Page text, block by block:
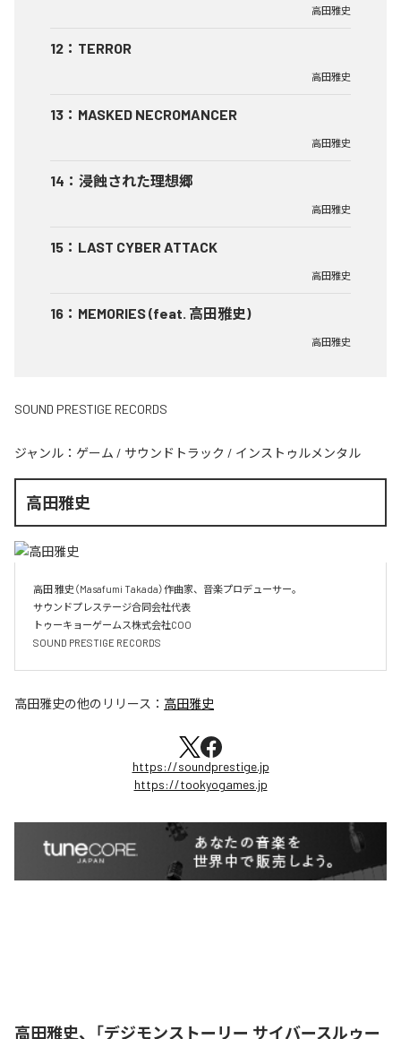
高田雅史
12 ： TERROR
高田雅史
13 ： MASKED NECROMANCER
高田雅史
14 ： 浸蝕された理想郷
高田雅史
15 ： LAST CYBER ATTACK
高田雅史
16 ： MEMORIES (feat. 高田雅史)
高田雅史
SOUND PRESTIGE RECORDS
ジャンル： ゲーム / サウンドトラック / インストゥルメンタル
高田雅史
高田 雅史（Masafumi Takada）作曲家、音楽プロデューサー。
サウンドプレステージ合同会社代表
トゥーキョーゲームス株式会社COO
SOUND PRESTIGE RECORDS
高田雅史の他のリリース： 高田雅史
https://soundprestige.jp
https://tookyogames.jp
高田雅史、「デジモンストーリー サイバースルゥー